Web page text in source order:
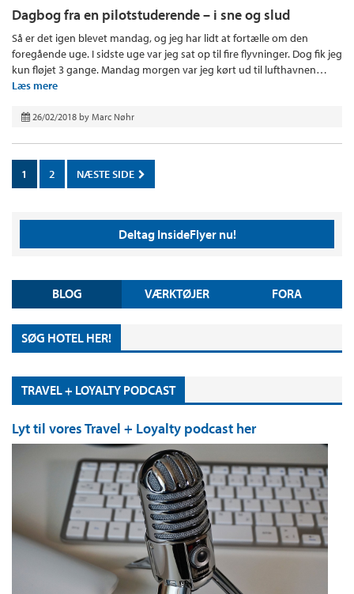
Dagbog fra en pilotstuderende – i sne og slud
Så er det igen blevet mandag, og jeg har lidt at fortælle om den
foregående uge. I sidste uge var jeg sat op til fire flyvninger. Dog fik jeg
kun fløjet 3 gange. Mandag morgen var jeg kørt ud til lufthavnen…
Læs mere
26/02/2018 by Marc Nøhr
1 2 NÆSTE SIDE
Deltag InsideFlyer nu!
BLOG VÆRKTØJER FORA
SØG HOTEL HER!
TRAVEL + LOYALTY PODCAST
Lyt til vores Travel + Loyalty podcast her